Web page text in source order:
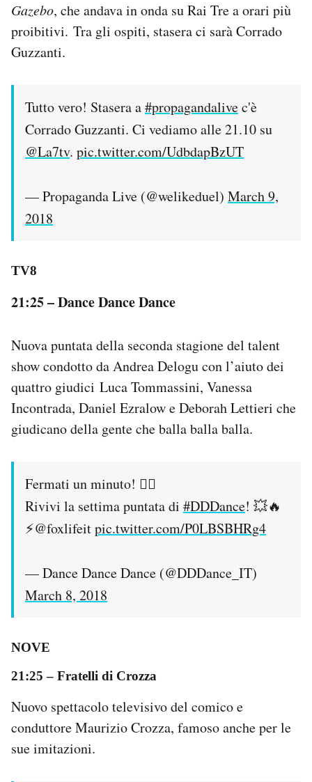
Gazebo, che andava in onda su Rai Tre a orari più
proibitivi. Tra gli ospiti, stasera ci sarà Corrado
Guzzanti.
Tutto vero! Stasera a#propagandalivec'è
Corrado Guzzanti. Ci vediamo alle 21.10 su
@La7tv. pic.twitter.com/UdbdapBzUT
— Propaganda Live (@welikeduel) March 9,
2018
TV8
21:25 – Dance Dance Dance
Nuova puntata della seconda stagione del talent
show condotto da Andrea Delogu con l’aiuto dei
quattro giudici Luca Tommassini, Vanessa
Incontrada, Daniel Ezralow e Deborah Lettieri che
giudicano della gente che balla balla balla.
Fermati un minuto! 🖐🏻
Rivivi la settima puntata di #DDDance! 💥🔥
⚡️@foxlifeitpic.twitter.com/P0LBSBHRg4
— Dance Dance Dance (@DDDance_IT)
March 8, 2018
NOVE
21:25– Fratelli di Crozza
Nuovo spettacolo televisivo del comico e
conduttore Maurizio Crozza, famoso anche per le
sue imitazioni.